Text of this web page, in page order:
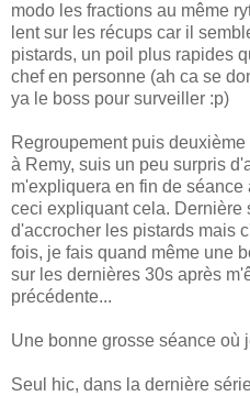
modo les fractions au même
lent sur les récups car il
pistards, un poil plus rapides
chef en personne (ah ca se
ya le boss pour surveiller :p)
Regroupement puis
à Remy, suis un peu surpris
m'expliquera en fin de
ceci expliquant cela. Dernière
d'accrocher les pistards mais
fois, je fais quand même une
sur les dernières 30s après
précédente...
Une bonne grosse séance où
Seul hic, dans la dernière